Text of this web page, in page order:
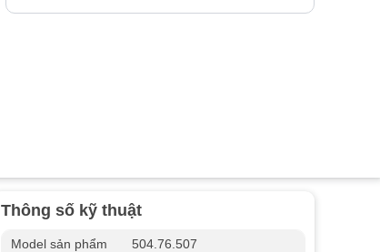
Thông số kỹ thuật
Model sản phẩm
504.76.507